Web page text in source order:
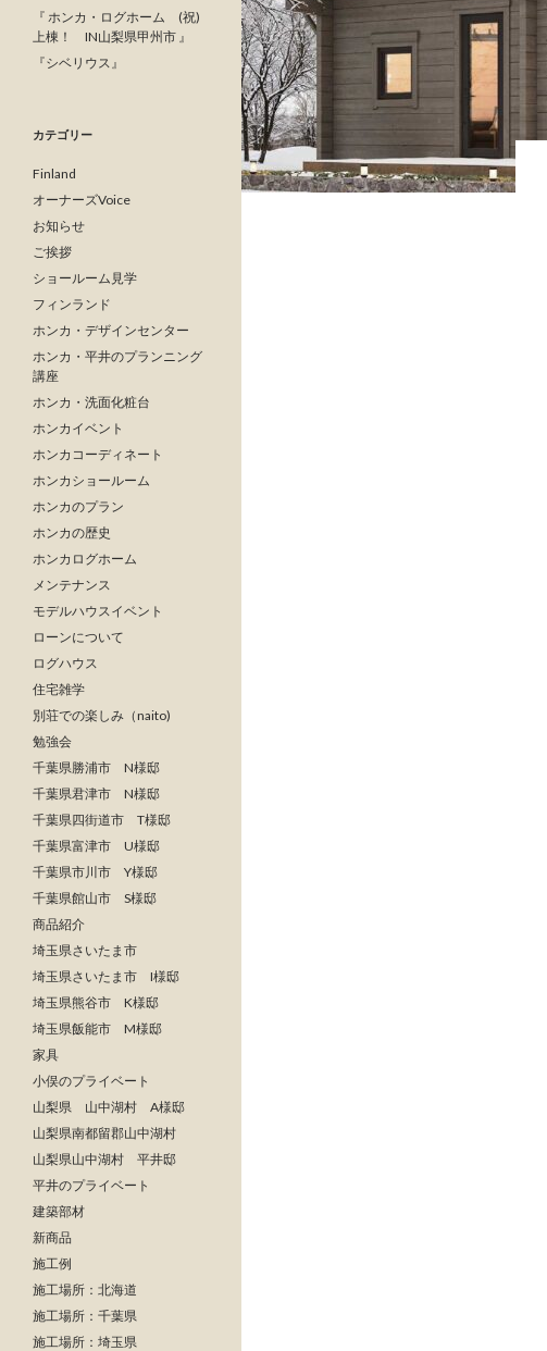
『 ホンカ・ログホーム (祝)
上棟！ IN山梨県甲州市 』
『シベリウス』
カテゴリー
Finland
オーナーズVoice
お知らせ
ご挨拶
ショールーム見学
フィンランド
ホンカ・デザインセンター
ホンカ・平井のプランニング
講座
ホンカ・洗面化粧台
ホンカイベント
ホンカコーディネート
ホンカショールーム
ホンカのプラン
ホンカの歴史
ホンカログホーム
メンテナンス
モデルハウスイベント
ローンについて
ログハウス
住宅雑学
別荘での楽しみ（naito)
勉強会
千葉県勝浦市 N様邸
千葉県君津市 N様邸
千葉県四街道市 T様邸
千葉県富津市 U様邸
千葉県市川市 Y様邸
千葉県館山市 S様邸
商品紹介
埼玉県さいたま市
埼玉県さいたま市 I様邸
埼玉県熊谷市 K様邸
埼玉県飯能市 M様邸
家具
小俣のプライベート
山梨県 山中湖村 A様邸
山梨県南都留郡山中湖村
山梨県山中湖村 平井邸
平井のプライベート
建築部材
新商品
施工例
施工場所：北海道
施工場所：千葉県
施工場所：埼玉県